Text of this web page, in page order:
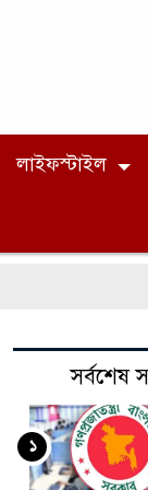
লাইফস্টাইল
সর্বশেষ
১